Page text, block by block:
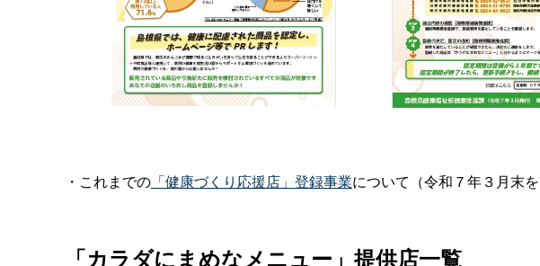
・これまでの 「健康づくり応援店」登録事業について（令和７年３月末
「カラダにまめなメニュー」提供店一覧